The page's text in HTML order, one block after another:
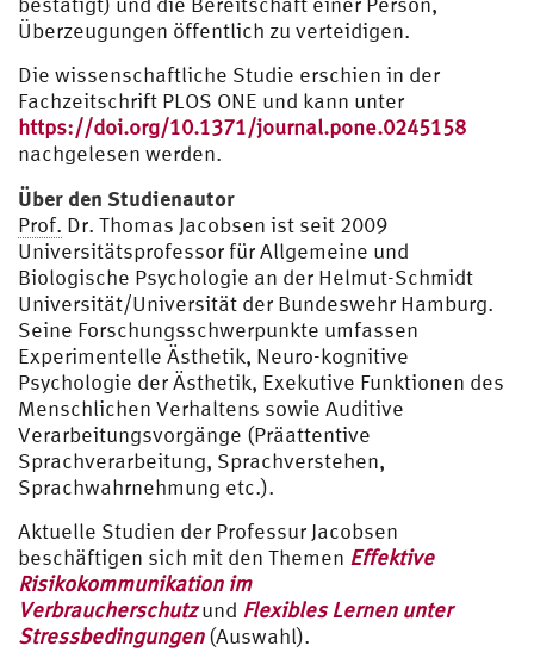
Überzeugungen öffentlich zu verteidigen.
Die wissenschaftliche Studie erschien in der
Fachzeitschrift PLOS ONE und kann unter
https://doi.org/10.1371/journal.pone.0245158
nachgelesen werden.
Über den Studienautor
Prof. Dr. Thomas Jacobsen ist seit 2009
Universitätsprofessor für Allgemeine und
Biologische Psychologie an der Helmut-Schmidt
Universität/Universität der Bundeswehr Hamburg.
Seine Forschungsschwerpunkte umfassen
Experimentelle Ästhetik, Neuro-kognitive
Psychologie der Ästhetik, Exekutive Funktionen des
Menschlichen Verhaltens sowie Auditive
Verarbeitungsvorgänge (Präattentive
Sprachverarbeitung, Sprachverstehen,
Sprachwahrnehmung etc.).
Aktuelle Studien der Professur Jacobsen
beschäftigen sich mit den Themen Effektive
Risikokommunikation im
Verbraucherschutzund Flexibles Lernen unter
Stressbedingungen (Auswahl).